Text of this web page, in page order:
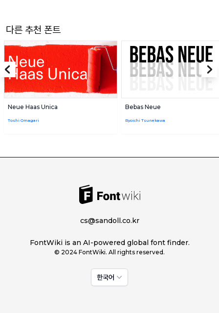
다른 추천 폰트
Neue Haas Unica
Toshi Omagari
Bebas Neue
Ryoichi Tsunekawa
cs@sandoll.co.kr
FontWiki is an AI-powered global font finder.
© 2024 FontWiki. All rights reserved.
한국어